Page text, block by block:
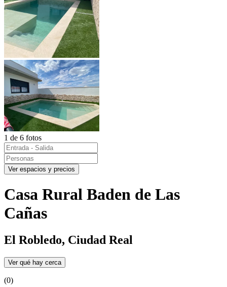
1 de 6 fotos
Ver espacios y precios
Casa Rural Baden de Las
Cañas
El Robledo, Ciudad Real
Ver qué hay cerca
(0)